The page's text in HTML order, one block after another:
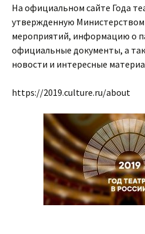
На официальном сайте Года
утвержденную
мероприятий, информацию о
официальные документы, а
новости и интересные
https://2019.culture.ru/about